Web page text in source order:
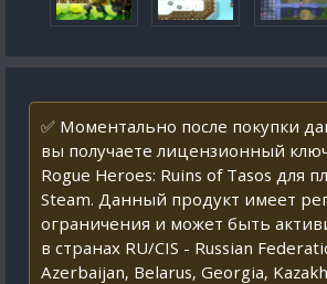
✅ Моментально после покупки
вы получаете лицензионный
Rogue Heroes: Ruins of Tasos для
Steam. Данный продукт имеет
ограничения и может быть
в странах RU/CIS - Russian
Azerbaijan, Belarus, Georgia,